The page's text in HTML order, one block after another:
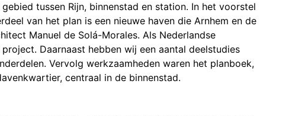
tussen Rijn, binnenstad en station. In het voorstel
van het plan is een nieuwe haven die Arnhem en de
Manuel de Solá-Morales. Als Nederlandse
Daarnaast hebben wij een aantal deelstudies
Vervolg werkzaamheden waren het planboek,
centraal in de binnenstad.